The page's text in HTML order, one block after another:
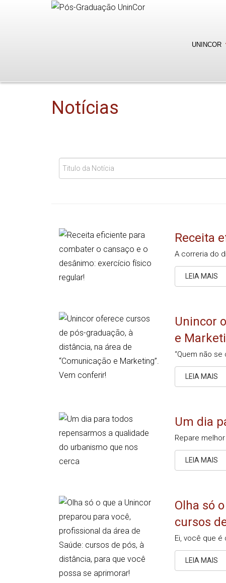
UNINCOR
Notícias
Receita
A correria do
LEIA MAIS
Unincor
e
“Quem não
LEIA MAIS
Um dia
Repare
LEIA MAIS
Olha só
cursos
Ei, você que é
LEIA MAIS